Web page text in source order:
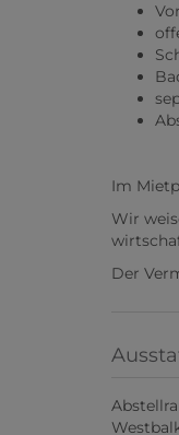
Im
Wir
Der